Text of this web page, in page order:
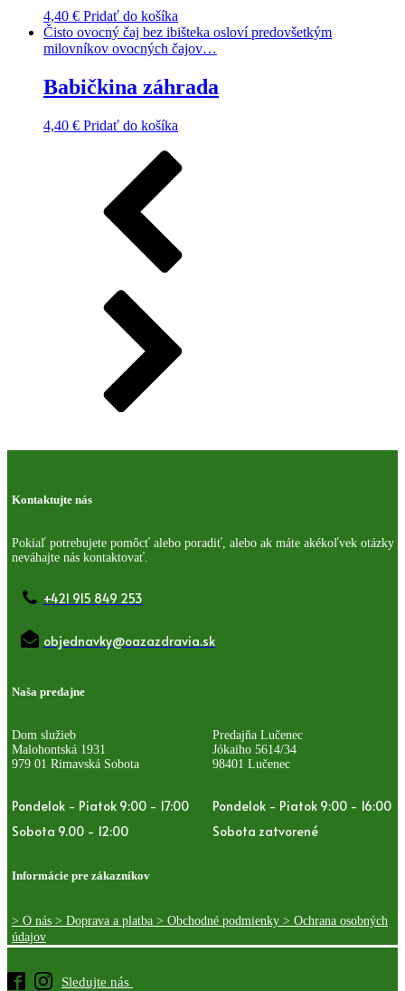
4,40 € Pridať do košíka
Čisto ovocný čaj bez ibišteka osloví predovšetkým
milovníkov ovocných čajov…
Babičkina záhrada
4,40 € Pridať do košíka
Kontaktujte nás
Pokiaľ potrebujete pomôcť alebo poradiť, alebo ak máte akékoľvek otázky
neváhajte nás kontaktovať.
+421 915 849 253
objednavky@oazazdravia.sk
Naša predajne
Dom služieb
Malohontská 1931
979 01 Rimavská Sobota
Pondelok - Piatok 9:00 - 17:00
Sobota 9.00 - 12:00
Predajňa Lučenec
Jókaiho 5614/34
98401 Lučenec
Pondelok - Piatok 9:00 - 16:00
Sobota zatvorené
Informácie pre zákazníkov
> O nás > Doprava a platba > Obchodné podmienky > Ochrana osobných
údajov
Sledujte nás